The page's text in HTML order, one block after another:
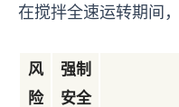
在搅拌全速运转期间
风
险
强制
安全